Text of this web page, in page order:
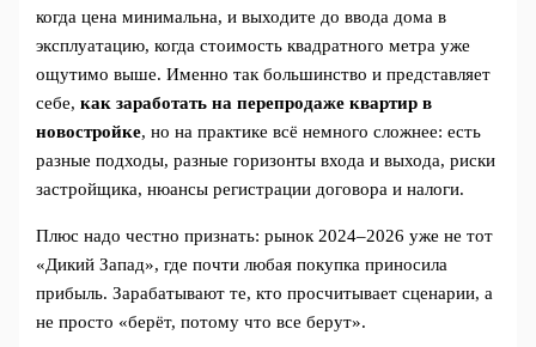
когда цена минимальна, и выходите до ввода дома в
эксплуатацию, когда стоимость квадратного метра уже
ощутимо выше. Именно так большинство и представляет
себе,как заработать на перепродаже квартир в
новостройке, но на практике всё немного сложнее: есть
разные подходы, разные горизонты входа и выхода, риски
застройщика, нюансы регистрации договора и налоги.
Плюс надо честно признать: рынок 2024–2026 уже не тот
«Дикий Запад», где почти любая покупка приносила
прибыль. Зарабатывают те, кто просчитывает сценарии, а
не просто «берёт, потому что все берут».